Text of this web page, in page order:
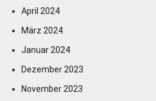
April 2024
März 2024
Januar 2024
Dezember 2023
November 2023